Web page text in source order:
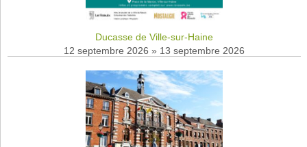
Ducasse de Ville-sur-Haine
12 septembre 2026 » 13 septembre 2026